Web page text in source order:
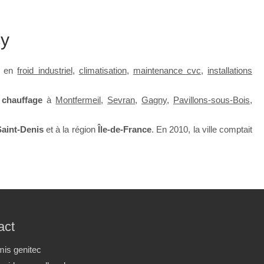
enfroid industriel, climatisation, maintenance cvc, installations
chauffage à Montfermeil, Sevran,Gagny, Pavillons-sous-Bois,
Deniset à la région Île-de-France. En 2010, la ville comptait
genitec